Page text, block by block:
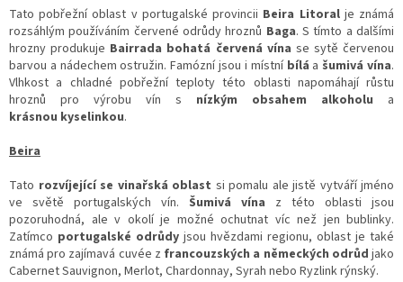
Tato pobřežní oblast v portugalské provincii Beira Litoralje známá
rozsáhlým používáním červené odrůdy hroznů Baga. S tímto a dalšími
hrozny produkuje Bairrada bohatá červená vína se sytě červenou
barvou a nádechem ostružin. Famózní jsou i místní bílá a šumivá vína.
Vlhkost a chladné pobřežní teploty této oblasti napomáhají růstu
hroznů pro výrobu vín s nízkým obsahem alkoholu a
krásnou kyselinkou.
Beira
Tato rozvíjející se vinařská oblast si pomalu ale jistě vytváří jméno
ve světě portugalských vín. Šumivá vína z této oblasti jsou
pozoruhodná, ale v okolí je možné ochutnat víc než jen bublinky.
Zatímco portugalské odrůdy jsou hvězdami regionu, oblast je také
známá pro zajímavá cuvée z francouzských a německých odrůd jako
Cabernet Sauvignon, Merlot, Chardonnay, Syrah nebo Ryzlink rýnský.